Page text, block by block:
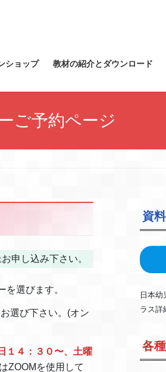
ショップ 教材の紹介とダウンロード
ご予約ページ
申し込み下さい。
を選びます。
選び下さい。(オン
１４：３０〜、土曜
ZOOMを使用して
資
日本幼
ラス詳
各